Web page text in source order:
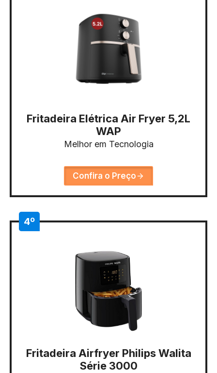
Fritadeira Elétrica Air Fryer 5,2L
WAP
Melhor em Tecnologia
Confira o Preço
4º
Fritadeira Airfryer Philips Walita
Série 3000